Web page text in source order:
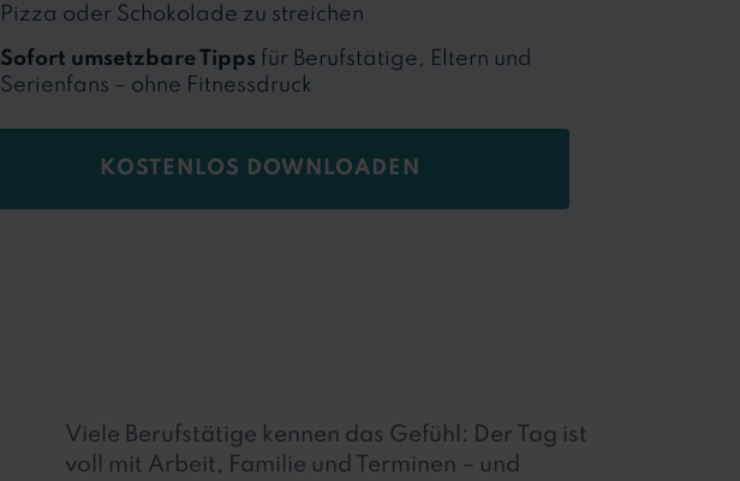
Pizza oder Schokolade zu streichen
Sofort umsetzbare Tipps für Berufstätige, Eltern und
Serienfans – ohne Fitnessdruck
KOSTENLOS DOWNLOADEN
Viele Berufstätige kennen das Gefühl: Der Tag ist
voll mit Arbeit, Familie und Terminen – und